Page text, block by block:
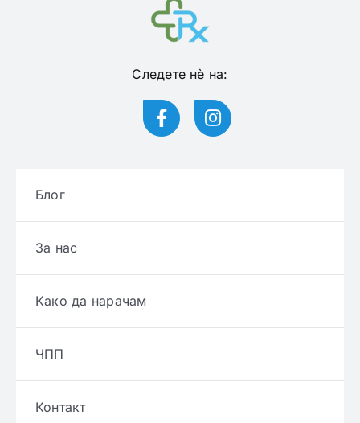
Следете нѐ на:
Блог
За нас
Како да нарачам
ЧПП
Контакт